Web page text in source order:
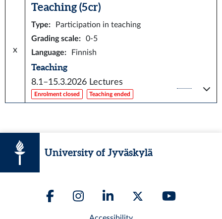
x
Teaching (5 cr)
Type:
Participation in teaching
Grading scale:
0-5
Language: Finnish
Teaching
8.1–15.3.2026 Lectures
Enrolment closed Teaching ended
University of Jyväskylä